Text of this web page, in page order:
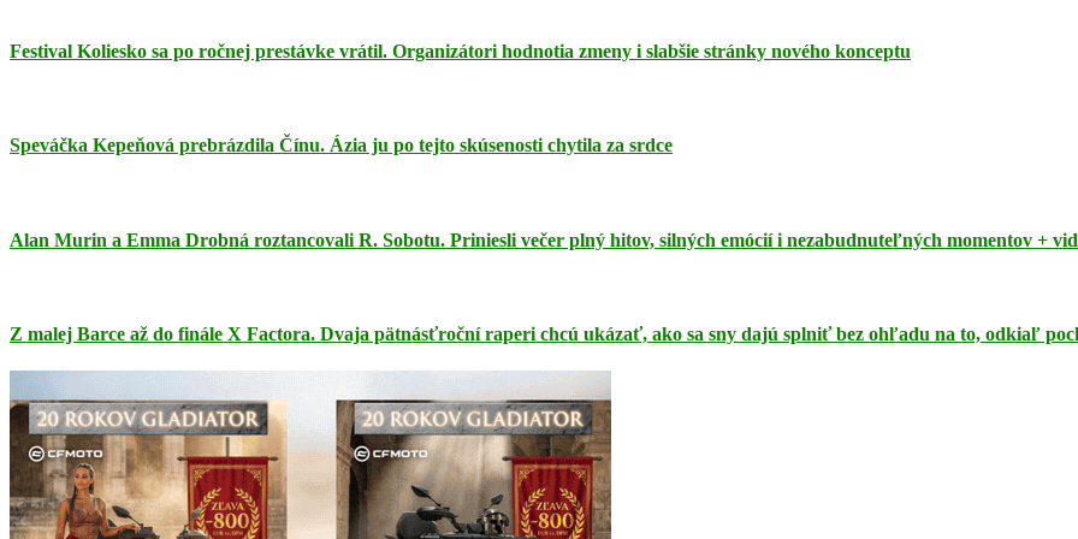
Festival Koliesko sa po ročnej prestávke vrátil. Organizátori hodnotia zmeny i slabšie stránky nového konceptu
Speváčka Kepeňová prebrázdila Čínu. Ázia ju po tejto skúsenosti chytila za srdce
Alan Murin a Emma Drobná roztancovali R. Sobotu. Priniesli večer plný hitov, silných emócií i nezabudnuteľných momentov +
Z malej Barce až do finále X Factora. Dvaja pätnásťroční raperi chcú ukázať, ako sa sny dajú splniť bez ohľadu na to, odkiaľ